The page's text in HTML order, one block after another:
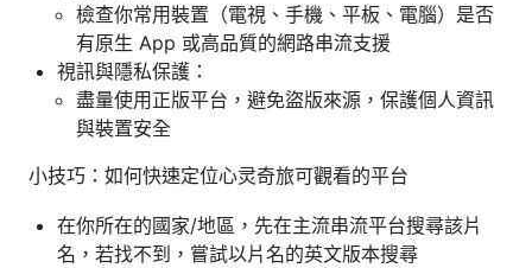
檢查你常用裝置（電視、手機、平板、電腦）是否
有原生 App 或高品質的網路串流支援
視訊與隱私保護：
盡量使用正版平台，避免盜版來源，保護個人資訊
與裝置安全
小技巧：如何快速定位心灵奇旅可觀看的平台
在你所在的國家/地區，先在主流串流平台搜尋該片
名，若找不到，嘗試以片名的英文版本搜尋